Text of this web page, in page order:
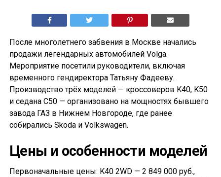
После многолетнего забвения в Москве начались
продажи легендарных автомобилей Volga.
Мероприятие посетили руководители, включая
временного гендиректора Татьяну Фадееву.
Производство трёх моделей — кроссоверов K40, K50
и седана С50 — организовано на мощностях бывшего
завода ГАЗ в Нижнем Новгороде, где ранее
собирались Skoda и Volkswagen.
Цены и особенности моделей
Первоначальные цены: K40 2WD — 2 849 000 руб.,